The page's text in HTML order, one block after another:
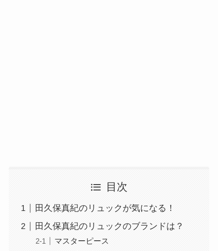
目次
田久保真紀のリュックが気になる！
田久保真紀のリュックのブランドは？
マスターピース